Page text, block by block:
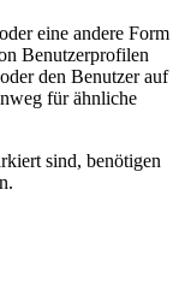
eine andere Form
Benutzerprofilen
den Benutzer auf
für ähnliche
sind, benötigen